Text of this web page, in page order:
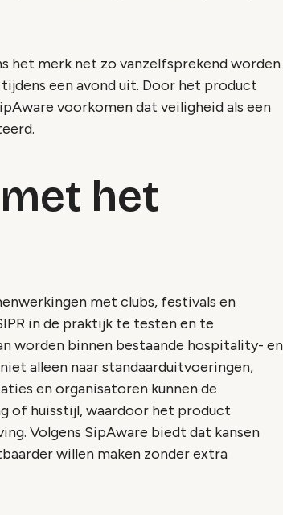
het merk net zo vanzelfsprekend worden
een avond uit. Door het product
voorkomen dat veiligheid als een
het
met clubs, festivals en
in de praktijk te testen en te
worden binnen bestaande hospitality- en
alleen naar standaarduitvoeringen,
en organisatoren kunnen de
of huisstijl, waardoor het product
Volgens SipAware biedt dat kansen
willen maken zonder extra